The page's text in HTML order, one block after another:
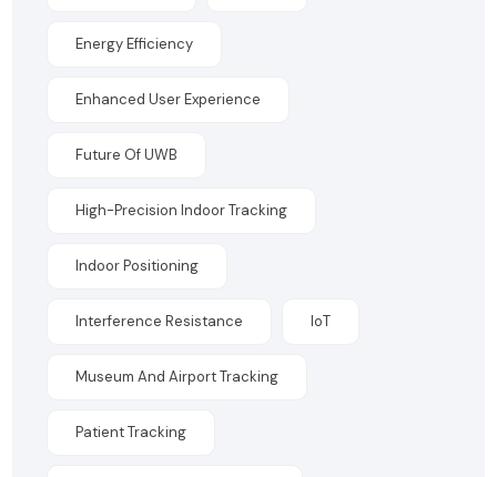
Energy Efficiency
Enhanced User Experience
Future Of UWB
High-Precision Indoor Tracking
Indoor Positioning
Interference Resistance IoT
Museum And Airport Tracking
Patient Tracking